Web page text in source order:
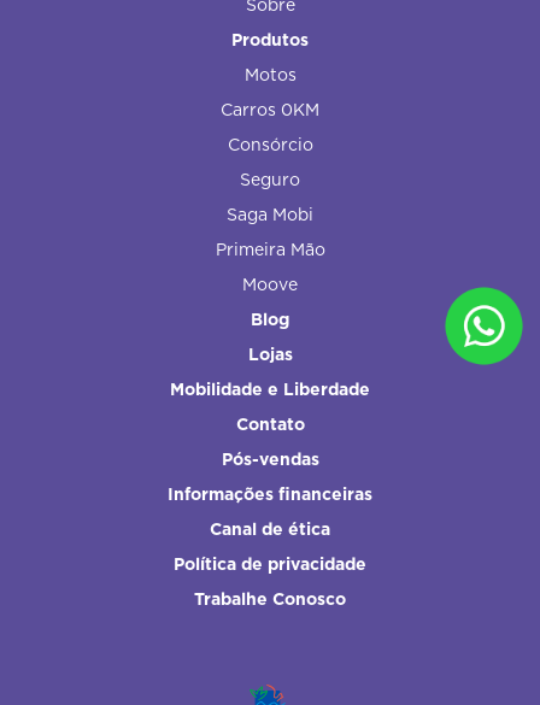
Sobre
Produtos
Motos
Carros 0KM
Consórcio
Seguro
Saga Mobi
Primeira Mão
Moove
Blog
Lojas
Mobilidade e Liberdade
Contato
Pós-vendas
Informações financeiras
Canal de ética
Política de privacidade
Trabalhe Conosco